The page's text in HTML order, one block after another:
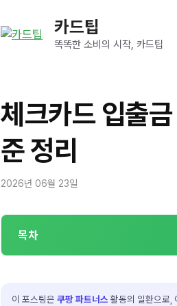
카드팁
똑똑한 소비의 시작, 카드팁
체크카드 입출
준 정리
2026년 06월 23일
목차
이 포스팅은 쿠팡 파트너스 활동의 일환으로,